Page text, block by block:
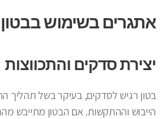
אתגרים בשימוש בבטון
יצירת סדקים והתכווצות
בטון רגיש לסדקים, בעיקר בשל תהליך
הייבוש וההתקשות. אם הבטון מתייבש